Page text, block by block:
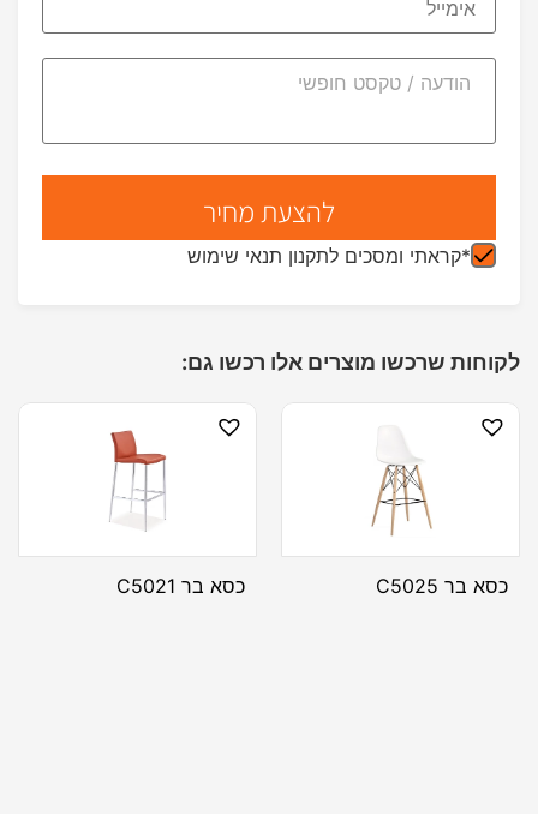
*קראתי ומסכים לתקנון תנאי שימוש
לקוחות שרכשו מוצרים אלו רכשו גם:
כסא בר C5025 כסא בר C5021